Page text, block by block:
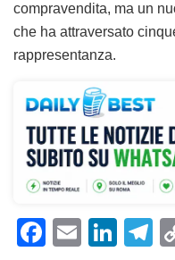
compravendita, ma un
che ha attraversato
rappresentanza.
F
E
Li T